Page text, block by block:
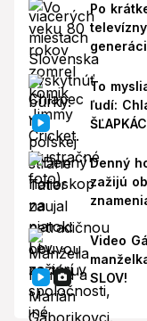
Po
To
ľudí:
Denný
zažijú
Video
SLOV!